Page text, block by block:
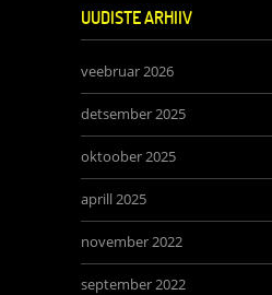
UUDISTE ARHIIV
veebruar 2026
detsember 2025
oktoober 2025
aprill 2025
november 2022
september 2022